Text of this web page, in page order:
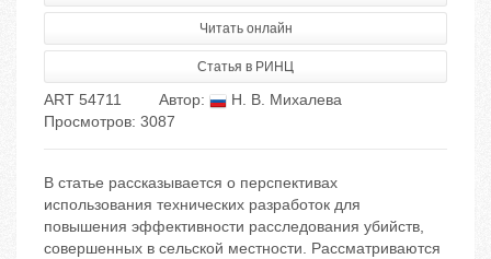
Читать онлайн
Статья в РИНЦ
ART 54711 Автор:
Н. В. Михалева
Просмотров: 3087
В статье рассказывается о перспективах
использования технических разработок для
повышения эффективности расследования убийств,
совершенных в сельской местности. Рассматриваются